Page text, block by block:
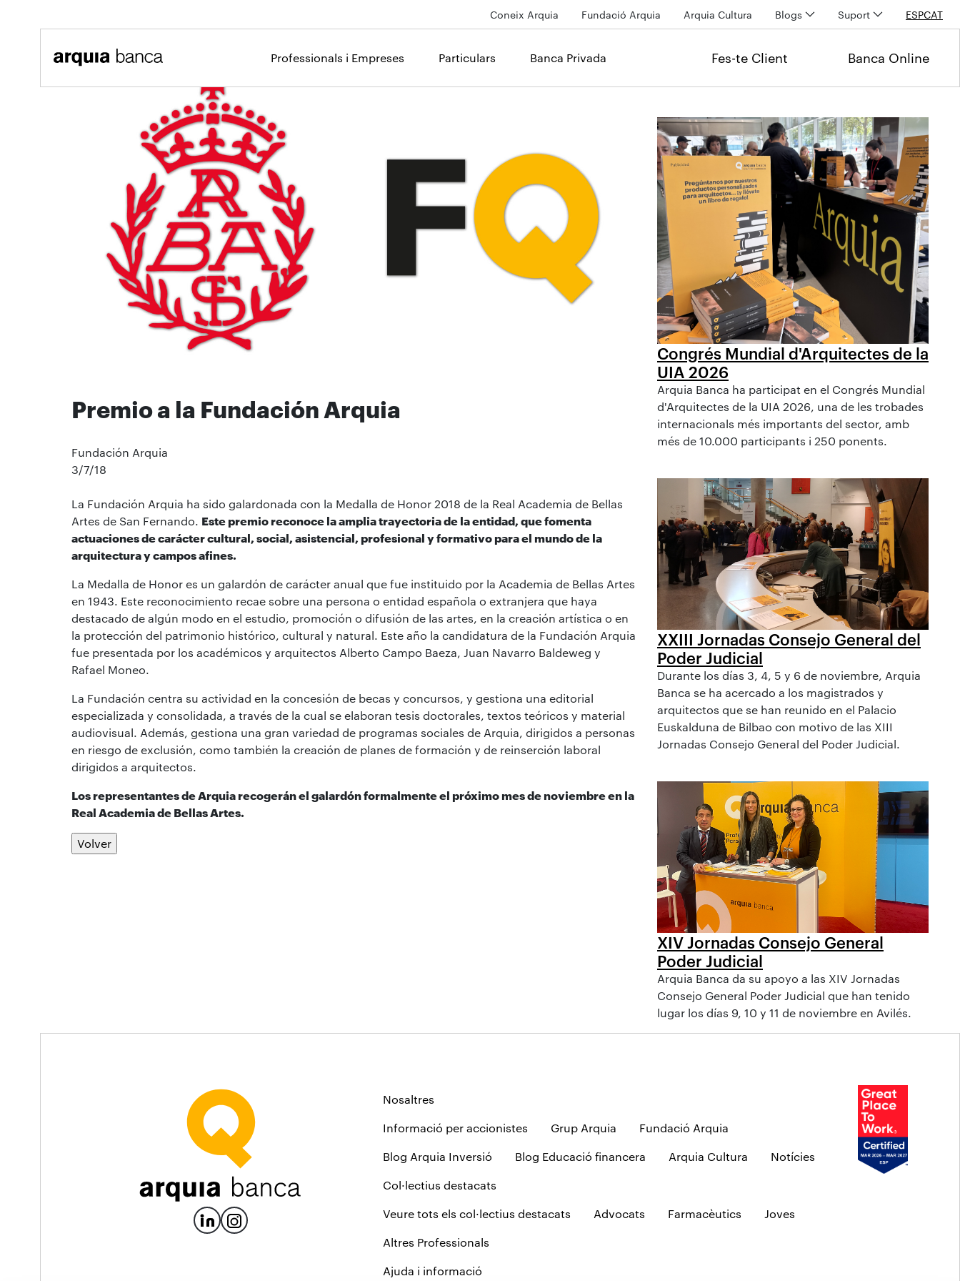
Coneix Arquia Fundació Arquia Arquia Cultura Blogs Suport ESPCAT
Professionals i Empreses Particulars Banca Privada Fes-te Client Banca Online
Premio a la Fundación Arquia
Fundación Arquia
3/7/18
La Fundación Arquia ha sido galardonada con la Medalla de Honor 2018 de la Real Academia de Bellas
Artes de San Fernando. Este premio reconoce la amplia trayectoria de la entidad, que fomenta
actuaciones de carácter cultural, social, asistencial, profesional y formativo para el mundo de la
arquitectura y campos afines.
La Medalla de Honor es un galardón de carácter anual que fue instituido por la Academia de Bellas Artes
en 1943. Este reconocimiento recae sobre una persona o entidad española o extranjera que haya
destacado de algún modo en el estudio, promoción o difusión de las artes, en la creación artística o en
la protección del patrimonio histórico, cultural y natural. Este año la candidatura de la Fundación Arquia
fue presentada por los académicos y arquitectos Alberto Campo Baeza, Juan Navarro Baldeweg y
Rafael Moneo.
La Fundación centra su actividad en la concesión de becas y concursos, y gestiona una editorial
especializada y consolidada, a través de la cual se elaboran tesis doctorales, textos teóricos y material
audiovisual. Además, gestiona una gran variedad de programas sociales de Arquia, dirigidos a personas
en riesgo de exclusión, como también la creación de planes de formación y de reinserción laboral
dirigidos a arquitectos.
Los representantes de Arquia recogerán el galardón formalmente el próximo mes de noviembre en la
Real Academia de Bellas Artes.
Volver
Congrés Mundial d'Arquitectes de la
UIA 2026
Arquia Banca ha participat en el Congrés Mundial
d'Arquitectes de la UIA 2026, una de les trobades
internacionals més importants del sector, amb
més de 10.000 participants i 250 ponents.
XXIII Jornadas Consejo General del
Poder Judicial
Durante los días 3, 4, 5 y 6 de noviembre, Arquia
Banca se ha acercado a los magistrados y
arquitectos que se han reunido en el Palacio
Euskalduna de Bilbao con motivo de las XIII
Jornadas Consejo General del Poder Judicial.
XIV Jornadas Consejo General
Poder Judicial
Arquia Banca da su apoyo a las XIV Jornadas
Consejo General Poder Judicial que han tenido
lugar los días 9, 10 y 11 de noviembre en Avilés.
Nosaltres
Informació per accionistes Grup Arquia Fundació Arquia
Blog Arquia Inversió Blog Educació financera Arquia Cultura Notícies
Col·lectius destacats
Veure tots els col·lectius destacats Advocats Farmacèutics Joves
Altres Professionals
Ajuda i informació